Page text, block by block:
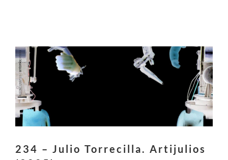
234 – Julio Torrecilla. Artijulios